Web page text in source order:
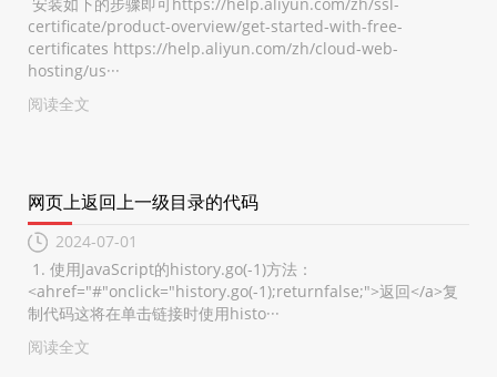
certificate/product-overview/get-started-with-free-
certificates https://help.aliyun.com/zh/cloud-web-
hosting/us···
阅读全文
网页上返回上一级目录的代码
2024-07-01
1. 使用JavaScript的history.go(-1)方法：
<ahref="#"onclick="history.go(-1);returnfalse;">返回</a>复
制代码这将在单击链接时使用histo···
阅读全文